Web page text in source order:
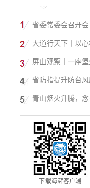
省委常委会召开会
大道行天下丨以
首外交的世界情
屏山观察丨一座堡
省防指提升防台
青山烟火升腾，
下载海湃客户端